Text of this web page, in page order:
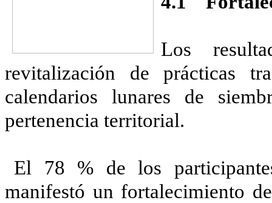
Los
revitalización de prácticas
calendarios lunares de
pertenencia territorial.
El 78 % de los
manifestó un fortalecimiento